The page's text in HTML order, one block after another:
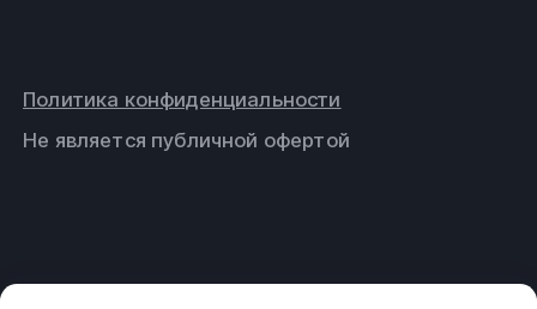
Не является публичной офертой
Политика конфиденциальности